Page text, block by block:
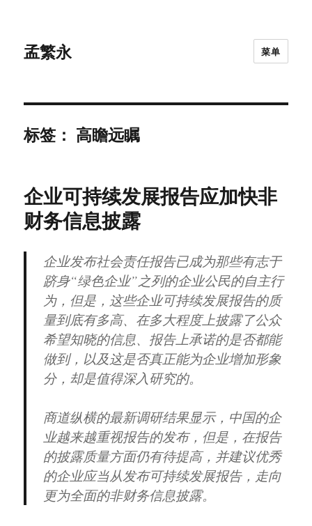
孟繁永 菜单
标签： 高瞻远瞩
企业可持续发展报告应加快非
财务信息披露
企业发布社会责任报告已成为那些有志于
跻身“绿色企业”之列的企业公民的自主行
为，但是，这些企业可持续发展报告的质
量到底有多高、在多大程度上披露了公众
希望知晓的信息、报告上承诺的是否都能
做到，以及这是否真正能为企业增加形象
分，却是值得深入研究的。
商道纵横的最新调研结果显示，中国的企
业越来越重视报告的发布，但是，在报告
的披露质量方面仍有待提高，并建议优秀
的企业应当从发布可持续发展报告，走向
更为全面的非财务信息披露。